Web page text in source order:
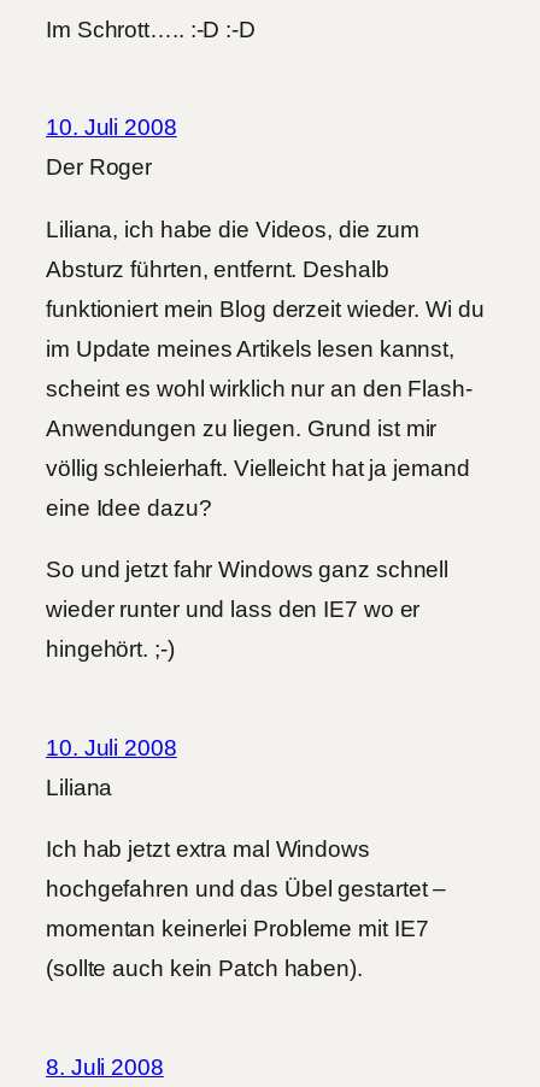
Im Schrott….. :-D :-D
10. Juli 2008
Der Roger
Liliana, ich habe die Videos, die zum
Absturz führten, entfernt. Deshalb
funktioniert mein Blog derzeit wieder. Wi du
im Update meines Artikels lesen kannst,
scheint es wohl wirklich nur an den Flash-
Anwendungen zu liegen. Grund ist mir
völlig schleierhaft. Vielleicht hat ja jemand
eine Idee dazu?
So und jetzt fahr Windows ganz schnell
wieder runter und lass den IE7 wo er
hingehört. ;-)
10. Juli 2008
Liliana
Ich hab jetzt extra mal Windows
hochgefahren und das Übel gestartet –
momentan keinerlei Probleme mit IE7
(sollte auch kein Patch haben).
8. Juli 2008